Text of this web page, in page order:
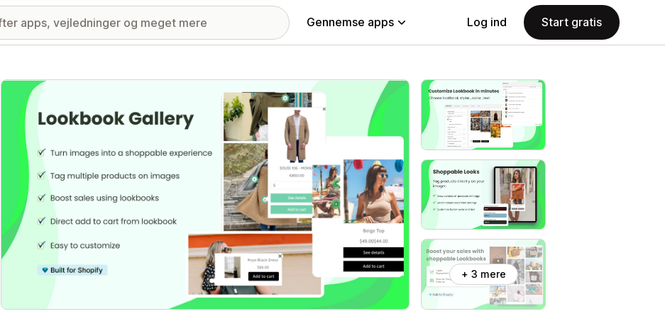
Gennemse apps Log ind Start gratis
Galleri med udvalgte billeder
+ 3 mere